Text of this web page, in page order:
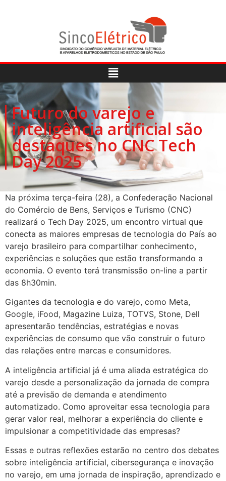
Futuro do varejo e
inteligência artificial são
destaques no CNC Tech
Day 2025
Na próxima terça-feira (28), a Confederação Nacional
do Comércio de Bens, Serviços e Turismo (CNC)
realizará o Tech Day 2025, um encontro virtual que
conecta as maiores empresas de tecnologia do País ao
varejo brasileiro para compartilhar conhecimento,
experiências e soluções que estão transformando a
economia. O evento terá transmissão on-line a partir
das 8h30min.
Gigantes da tecnologia e do varejo, como Meta,
Google, iFood, Magazine Luiza, TOTVS, Stone, Dell
apresentarão tendências, estratégias e novas
experiências de consumo que vão construir o futuro
das relações entre marcas e consumidores.
A inteligência artificial já é uma aliada estratégica do
varejo desde a personalização da jornada de compra
até a previsão de demanda e atendimento
automatizado. Como aproveitar essa tecnologia para
gerar valor real, melhorar a experiência do cliente e
impulsionar a competitividade das empresas?
Essas e outras reflexões estarão no centro dos debates
sobre inteligência artificial, cibersegurança e inovação
no varejo, em uma jornada de inspiração, aprendizado e